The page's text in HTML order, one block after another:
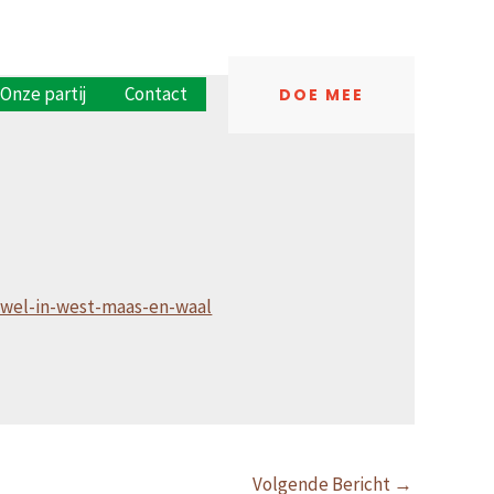
Onze partij Contact DOE MEE
in-west-maas-en-waal
Volgende Bericht →